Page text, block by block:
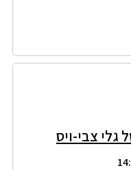
גלי צבי-ויס